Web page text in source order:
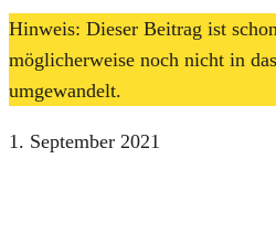
Hinweis: Dieser Beitrag ist
möglicherweise noch nicht in
umgewandelt.
1. September 2021